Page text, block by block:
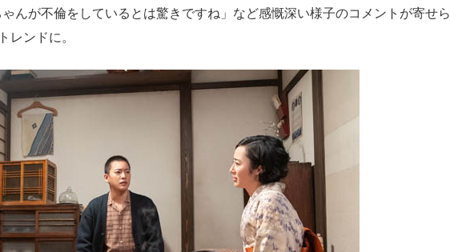
んが不倫をしているとは驚きですね」など感慨深い様子のコメントが寄せら
レンドに。